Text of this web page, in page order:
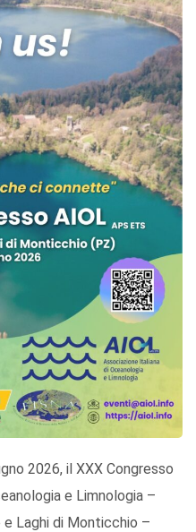
2026, il XXX Congresso
e Limnologia –
e Laghi di Monticchio –